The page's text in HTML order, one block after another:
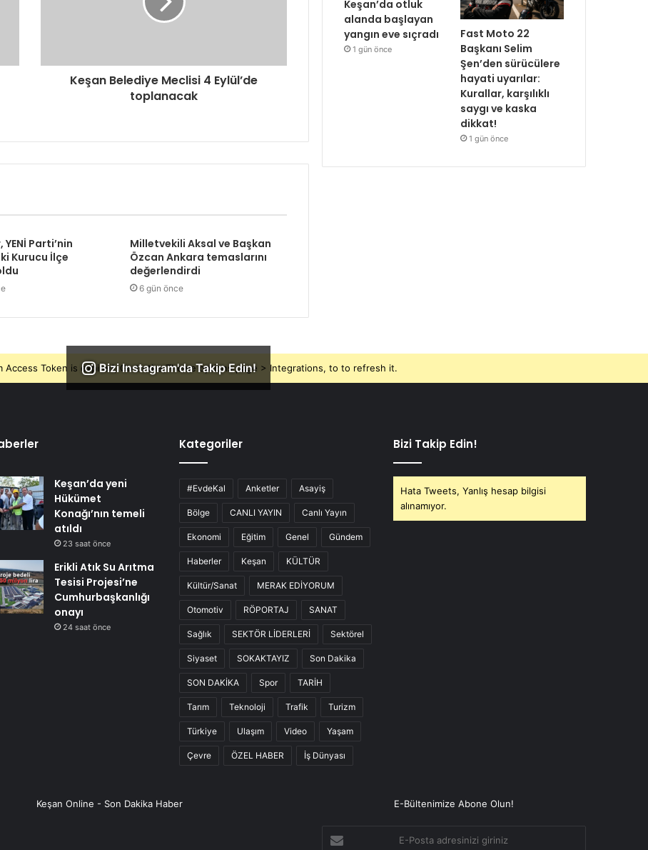
Keşan Belediye Meclisi 4 Eylül’de
toplanacak
YENİ Parti’nin
Kurucu İlçe
Milletvekili Aksal ve Başkan
Özcan Ankara temaslarını
değerlendirdi
6 gün önce
Keşan’da otluk
alanda başlayan
yangın eve sıçradı
1 gün önce
Fast Moto 22
Başkanı Selim
Şen’den sürücülere
hayati uyarılar:
Kurallar, karşılıklı
saygı ve kaska
dikkat!
1 gün önce
Bizi Instagram'da Takip Edin!
Access Token is expired, Go to the Theme options page > Integrations, to to refresh it.
Keşan’da yeni
Hükümet
Konağı’nın temeli
atıldı
23 saat önce
Erikli Atık Su Arıtma
Tesisi Projesi’ne
Cumhurbaşkanlığı
onayı
24 saat önce
Kategoriler
#EvdeKal Anketler Asayiş
Bölge CANLI YAYIN Canlı Yayın
Ekonomi Eğitim Genel Gündem
Haberler Keşan KÜLTÜR
Kültür/Sanat MERAK EDİYORUM
Otomotiv RÖPORTAJ SANAT
Sağlık SEKTÖR LİDERLERİ Sektörel
Siyaset SOKAKTAYIZ Son Dakika
SON DAKİKA Spor TARİH
Tarım Teknoloji Trafik Turizm
Türkiye Ulaşım Video Yaşam
Çevre ÖZEL HABER İş Dünyası
Bizi Takip Edin!
Hata Tweets, Yanlış hesap bilgisi
alınamıyor.
Keşan Online - Son Dakika Haber E-Bültenimize Abone Olun!
Posta